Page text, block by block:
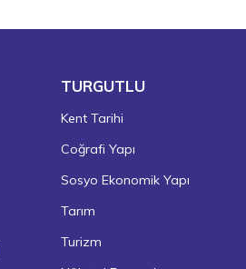
TURGUTLU
Kent Tarihi
Coğrafi Yapı
Sosyo Ekonomik Yapı
Tarım
Turizm